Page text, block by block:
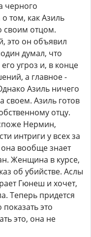
черного
том, как Азиль
своим отцом.
это он объявил
думал, что
угроз и, в конце
а главное -
Азиль ничего
своем. Азиль готов
отцу.
Нермин,
интриги у всех за
вообще знает
Женщина в курсе,
об убийстве. Аслы
Гюнеш и хочет,
Теперь придется
это
это, она не